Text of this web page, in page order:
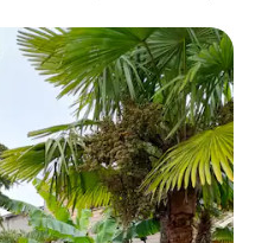
hóspedes